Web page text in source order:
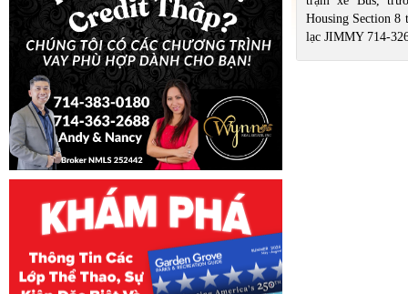
Housing Section
lạc JIMMY 714-